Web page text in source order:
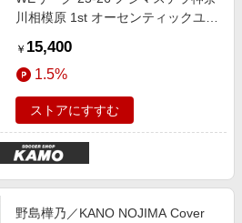
川相模原 1st オーセンティックユニ
￥ 15,400
1.5%
ストアにすすむ
野島樺乃／KANO NOJIMA Cover